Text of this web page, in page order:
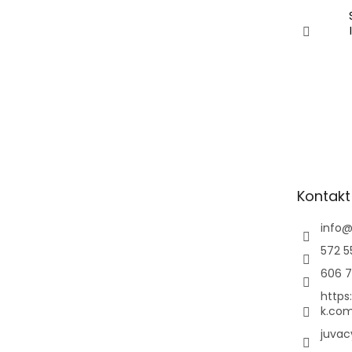
Kontakt
info@
572
606